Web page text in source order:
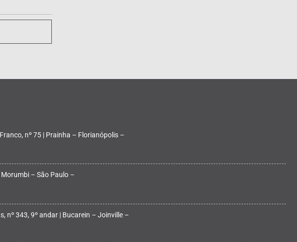
nº 75 | Prainha – Florianópolis –
– São Paulo –
nº 343, 9º andar | Bucarein – Joinville –